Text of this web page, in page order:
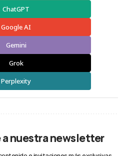
ChatGPT
Google AI
Gemini
Grok
Perplexity
nuestra newsletter